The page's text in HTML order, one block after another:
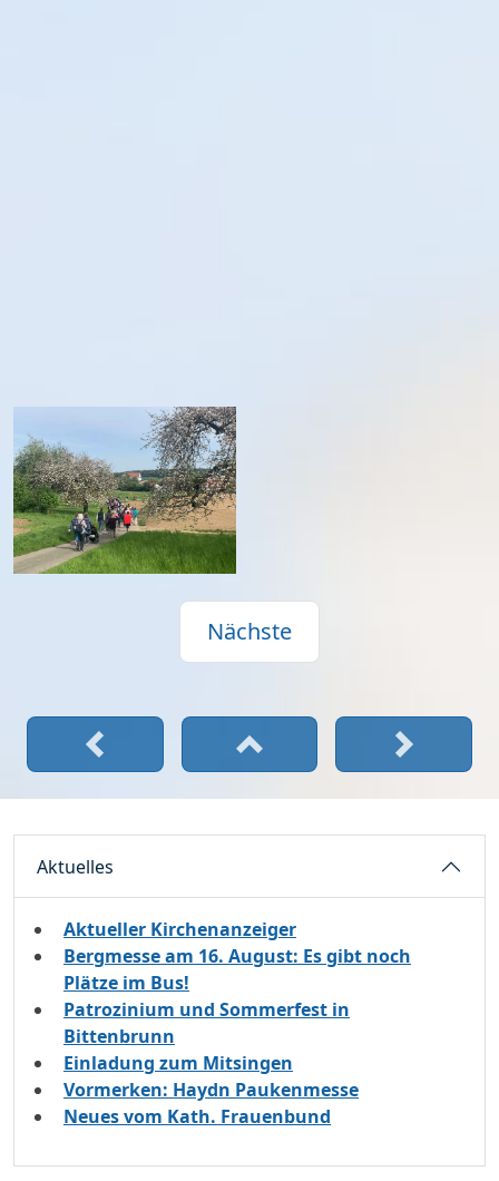
Nächste
Aktuelles
Aktueller Kirchenanzeiger
Bergmesse am 16. August: Es gibt noch
Plätze im Bus!
Patrozinium und Sommerfest in
Bittenbrunn
Einladung zum Mitsingen
Vormerken: Haydn Paukenmesse
Neues vom Kath. Frauenbund